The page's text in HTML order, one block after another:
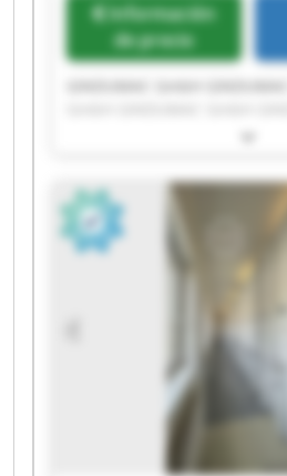
Información
de precio
GINDUMAC GmbH
GINDUMAC GmbH
GmbH GINDUMAC GmbH
GINDUMAC GmbH
GmbH GINDUMAC GmbH